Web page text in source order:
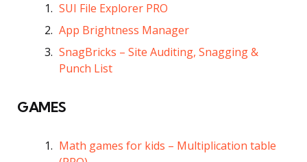
SUI File Explorer PRO
App Brightness Manager
SnagBricks – Site Auditing, Snagging &
Punch List
GAMES
Math games for kids – Multiplication table